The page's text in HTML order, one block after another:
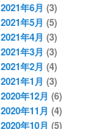
2021年6月 (3)
2021年5月 (5)
2021年4月 (3)
2021年3月 (3)
2021年2月 (4)
2021年1月 (3)
2020年12月 (6)
2020年11月 (4)
2020年10月 (5)